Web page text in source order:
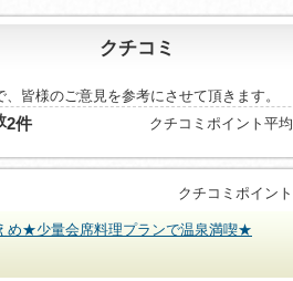
クチコミ
皆様のご意見を参考にさせて頂きます。
2件 クチコミポイント平均
クチコミポイント
め★少量会席料理プランで温泉満喫★